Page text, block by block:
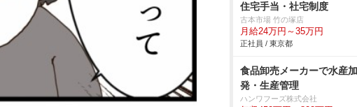
住宅手当・社宅制度
古本市場 竹の塚店
月給24万円～35万円
正社員 / 東京都
食品卸売メーカーで水産
発・生産管理
ハンワフーズ株式会社